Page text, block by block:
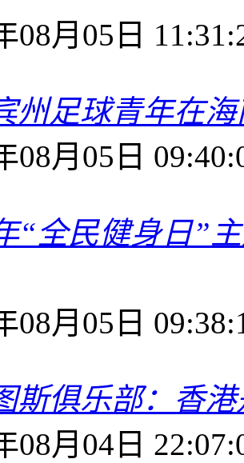
08月05日
州足球青年在
08月05日
“全民健身日”
08月05日
斯俱乐部：香
08月04日